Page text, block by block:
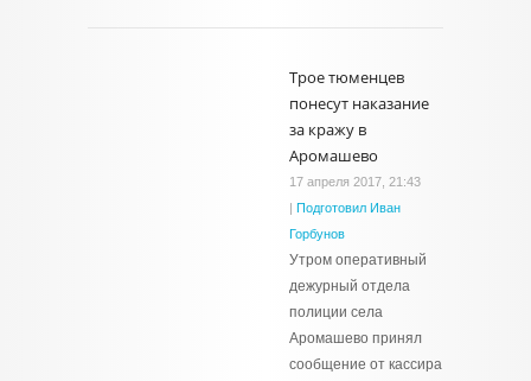
Трое тюменцев
понесут наказание
за кражу в
Аромашево
17 апреля 2017, 21:43
| Подготовил Иван
Горбунов
Утром оперативный
дежурный отдела
полиции села
Аромашево принял
сообщение от кассира